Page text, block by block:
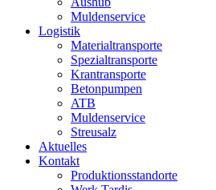
Muldenservice
Logistik
Materialtransporte
Spezialtransporte
Krantransporte
Betonpumpen
ATB
Muldenservice
Streusalz
Aktuelles
Kontakt
Produktionsstandorte